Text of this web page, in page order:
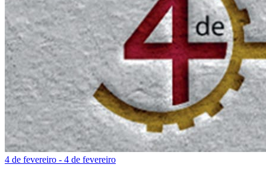
4 de fevereiro - 4 de fevereiro